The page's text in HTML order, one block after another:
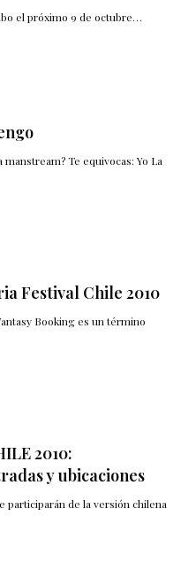
el próximo 9 de octubre…
Te equivocas: Yo La
Festival Chile 2010
Booking es un término
2010:
y ubicaciones
participarán de la versión chilena